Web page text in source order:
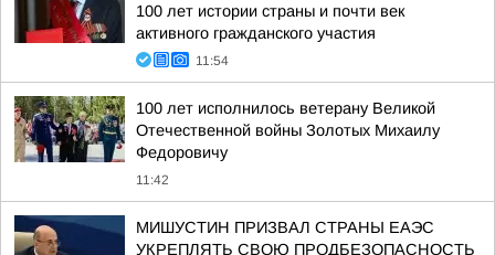
100 лет истории страны и почти век
активного гражданского участия
11:54
100 лет исполнилось ветерану Великой
Отечественной войны Золотых Михаилу
Федоровичу
11:42
МИШУСТИН ПРИЗВАЛ СТРАНЫ ЕАЭС
УКРЕПЛЯТЬ СВОЮ ПРОДБЕЗОПАСНОСТЬ